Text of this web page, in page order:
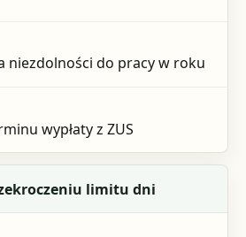
niezdolności do pracy w roku
wypłaty z ZUS
limitu dni